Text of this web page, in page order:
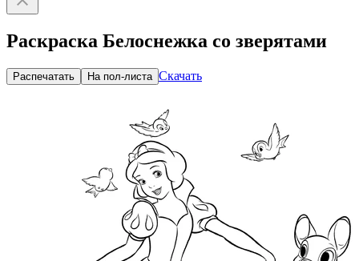
Раскраска Белоснежка со зверятами
Распечатать На пол-листа Скачать